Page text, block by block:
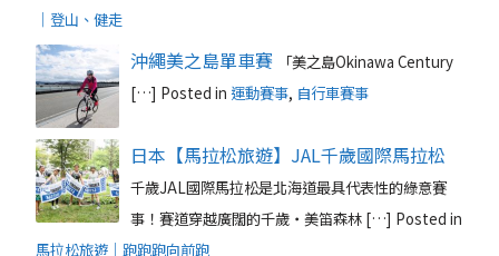
｜登山、健走
沖繩美之島單車賽
「美之島Okinawa Century
[…] Posted in 運動賽事, 自行車賽事
日本【馬拉松旅遊】JAL千歲國際馬拉松
千歲JAL國際馬拉松是北海道最具代表性的綠意賽
事！賽道穿越廣闊的千歲‧美笛森林 […] Posted in
馬拉松旅遊｜跑跑跑向前跑